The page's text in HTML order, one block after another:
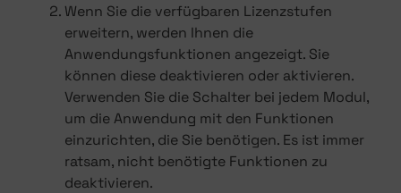
Wenn Sie die verfügbaren Lizenzstufen
erweitern, werden Ihnen die
Anwendungsfunktionen angezeigt. Sie
können diese deaktivieren oder aktivieren.
Verwenden Sie die Schalter bei jedem Modul,
um die Anwendung mit den Funktionen
einzurichten, die Sie benötigen. Es ist immer
ratsam, nicht benötigte Funktionen zu
deaktivieren.